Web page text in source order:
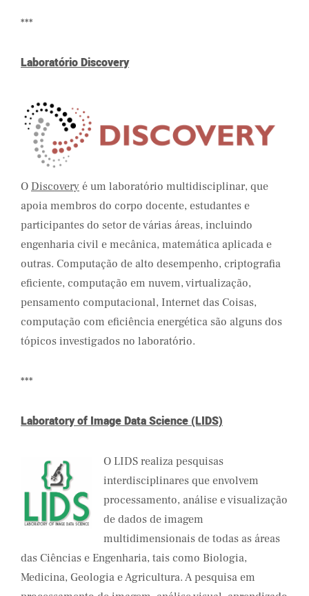
***
Laboratório Discovery
O Discovery é um laboratório multidisciplinar, que
apoia membros do corpo docente, estudantes e
participantes do setor de várias áreas, incluindo
engenharia civil e mecânica, matemática aplicada e
outras. Computação de alto desempenho, criptografia
eficiente, computação em nuvem, virtualização,
pensamento computacional, Internet das Coisas,
computação com eficiência energética são alguns dos
tópicos investigados no laboratório.
***
Laboratory of Image Data Science (LIDS)
O LIDS realiza pesquisas
interdisciplinares que envolvem
processamento, análise e visualização
de dados de imagem
multidimensionais de todas as áreas
das Ciências e Engenharia, tais como Biologia,
Medicina, Geologia e Agricultura. A pesquisa em